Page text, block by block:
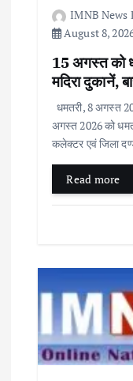
IMNB News
August 8,
15 अगस्त को
मदिरा दुकानें,
धमतरी, 8 अगस्त
अगस्त 2026 को
कलेक्टर एवं जिला
Read more